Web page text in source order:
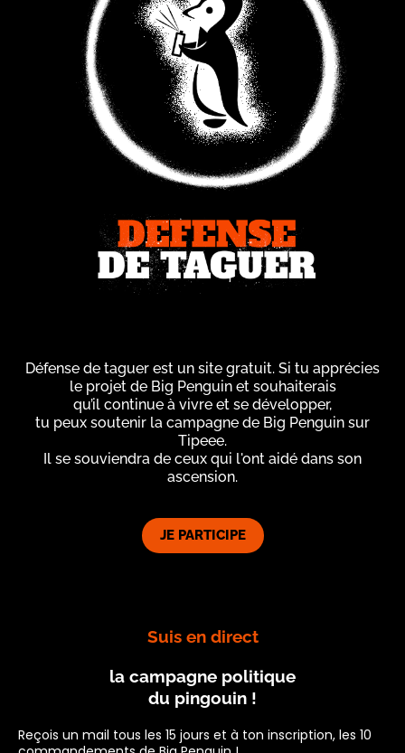
Défense de taguer est un site gratuit. Si tu apprécies
le projet de Big Penguin et souhaiterais
qu’il continue à vivre et se développer,
tu peux soutenir la campagne de Big Penguin sur
Tipeee.
Il se souviendra de ceux qui l'ont aidé dans son
ascension.
JE PARTICIPE
Suis en direct
la campagne politique
du pingouin !
Reçois un mail tous les 15 jours et à ton inscription, les 10